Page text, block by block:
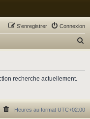
Connexion
S’enregistrer
c
recherche actuellement.
Heures au format UTC+02:00